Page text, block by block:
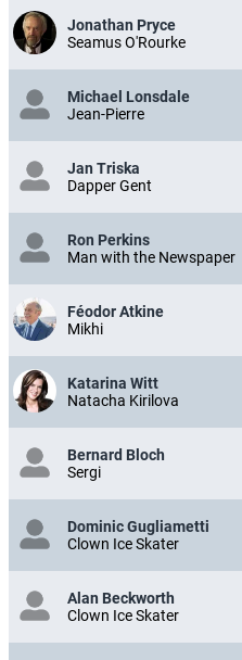
Jonathan Pryce
Seamus O'Rourke
Michael Lonsdale
Jean-Pierre
Jan Triska
Dapper Gent
Ron Perkins
Man with the Newspaper
Féodor Atkine
Mikhi
Katarina Witt
Natacha Kirilova
Bernard Bloch
Sergi
Dominic Gugliametti
Clown Ice Skater
Alan Beckworth
Clown Ice Skater